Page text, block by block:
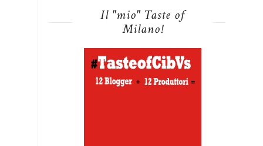
Il "mio" Taste of
Milano!